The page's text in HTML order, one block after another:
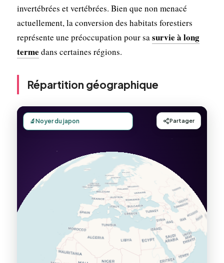
invertébrées et vertébrées. Bien que non menacé
actuellement, la conversion des habitats forestiers
représente une préoccupation pour sasurvie à long
terme dans certaines régions.
Répartition géographique